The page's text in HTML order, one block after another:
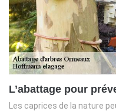
L’abattage pour
Les caprices de la nature